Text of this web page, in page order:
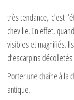
très tendance, c’est
cheville. En effet,
visibles et magnifiés.
d’escarpins
Porter une chaîne à la
antique.